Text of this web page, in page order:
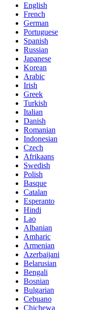
English
French
German
Portuguese
Spanish
Russian
Japanese
Korean
Arabic
Irish
Greek
Turkish
Italian
Danish
Romanian
Indonesian
Czech
Afrikaans
Swedish
Polish
Basque
Catalan
Esperanto
Hindi
Lao
Albanian
Amharic
Armenian
Azerbaijani
Belarusian
Bengali
Bosnian
Bulgarian
Cebuano
Chichewa